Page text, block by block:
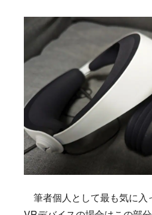
筆者個人として最も気に入